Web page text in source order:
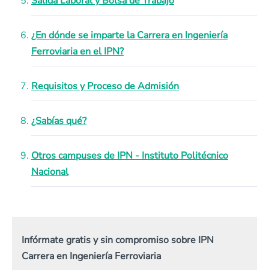
¿En dónde se imparte la Carrera en Ingeniería
Ferroviaria en el IPN?
Requisitos y Proceso de Admisión
¿Sabías qué?
Otros campuses de IPN - Instituto Politécnico
Nacional
Infórmate gratis y sin compromiso sobre IPN
Carrera en Ingeniería Ferroviaria